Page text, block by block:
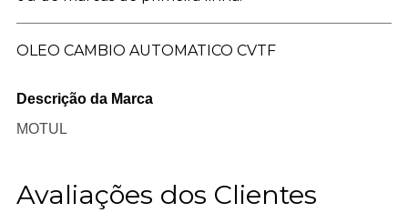
OLEO CAMBIO AUTOMATICO CVTF
Descrição da Marca
MOTUL
Avaliações dos Clientes